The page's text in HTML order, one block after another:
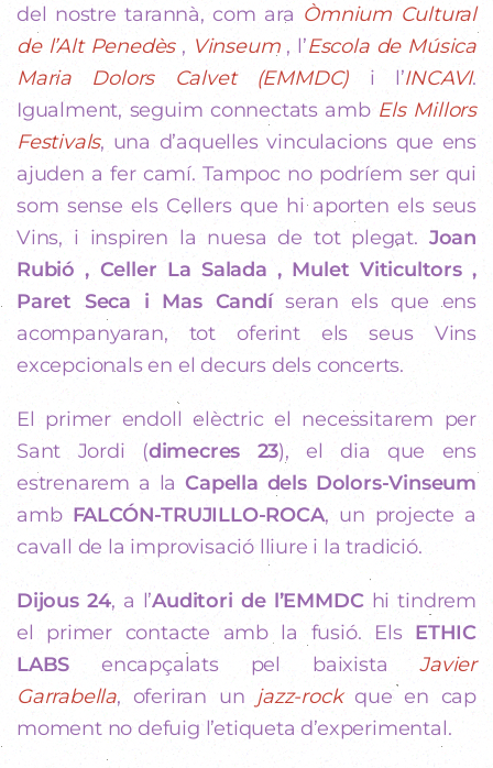
del nostre tarannà, com ara Òmnium Cultural
de l’Alt Penedès, Vinseum, l’Escola de Música
Maria Dolors
Calvet (EMMDC) i l’INCAVI.
Igualment, seguim connectats amb Els Millors
Festivals, una d’aquelles vinculacions que ens
ajuden a fer camí. Tampoc no podríem ser qui
som sense els Cellers que hi aporten els seus
Vins, i inspiren la nuesa de tot plegat. Joan
Rubió , Celler La Salada , Mulet Viticultors ,
Paret Seca i Mas Candíseran els que ens
acompanyaran, tot oferint els seus Vins
excepcionals en el decurs dels concerts.
El primer endoll elèctric el necessitarem per
Sant Jordi (dimecres 23), el dia que ens
estrenarem a laCapella dels Dolors-Vinseum
amb FALCÓN-TRUJILLO-ROCA, un projecte a
cavall de la improvisació lliure i la tradició.
Dijous 24, a l’Auditori de l’EMMDChi tindrem
el primer contacte amb la fusió. Els ETHIC
LABS encapçalats pel baixistaJavier
Garrabella, oferiran un jazz-rockque en cap
moment no defuig l’etiqueta d’experimental.